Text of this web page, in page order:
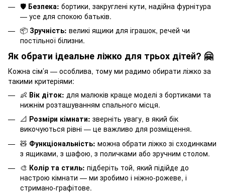
🛡️ Безпека: бортики, закруглені кути, надійна фурнітура
— усе для спокою батьків.
📦 Зручність: великі ящики для іграшок, речей чи
постільної білизни.
Як обрати ідеальне ліжко для трьох дітей? 🤗
Кожна сім’я — особлива, тому ми радимо обирати ліжко за
такими критеріями:
👶 Вік діток: для малюків краще моделі з бортиками та
нижнім розташуванням спального місця.
📐 Розміри кімнати: зверніть увагу, в який бік
викочуються рівні — це важливо для розміщення.
🧸 Функціональність: можна обрати ліжко зі сходинками
з ящиками, з шафою, з поличками або зручним столом.
🎨 Колір та стиль: підберіть той, який підійде до
настрою кімнати — ми зробимо і ніжно-рожеве, і
стримано-графітове.